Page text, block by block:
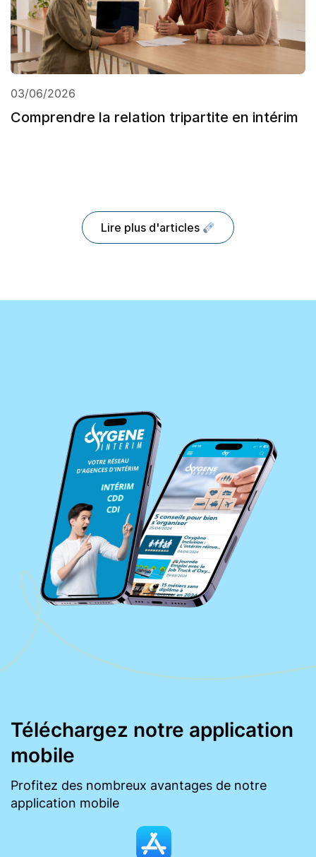
03/06/2026
Comprendre la relation tripartite en intérim
Lire plus d'articles
Téléchargez notre application
mobile
Profitez des nombreux avantages de notre
application mobile